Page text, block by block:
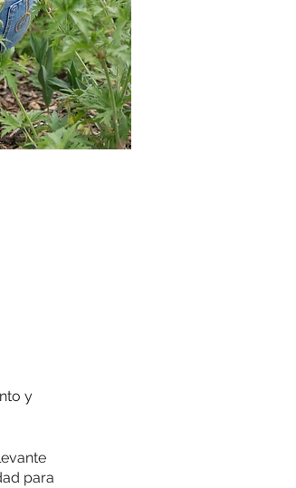
y
para